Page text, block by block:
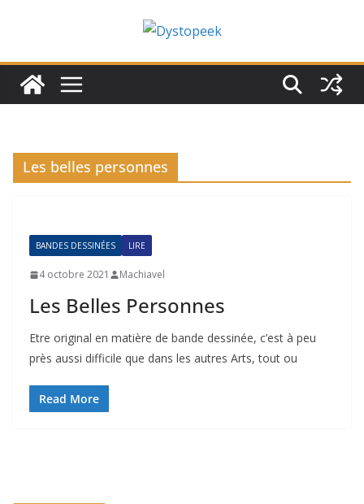
Les belles personnes
BANDES DESSINÉES LIRE
4 octobre 2021 Machiavel
Les Belles Personnes
Etre original en matière de bande dessinée, c’est à peu
près aussi difficile que dans les autres Arts, tout ou
Read More